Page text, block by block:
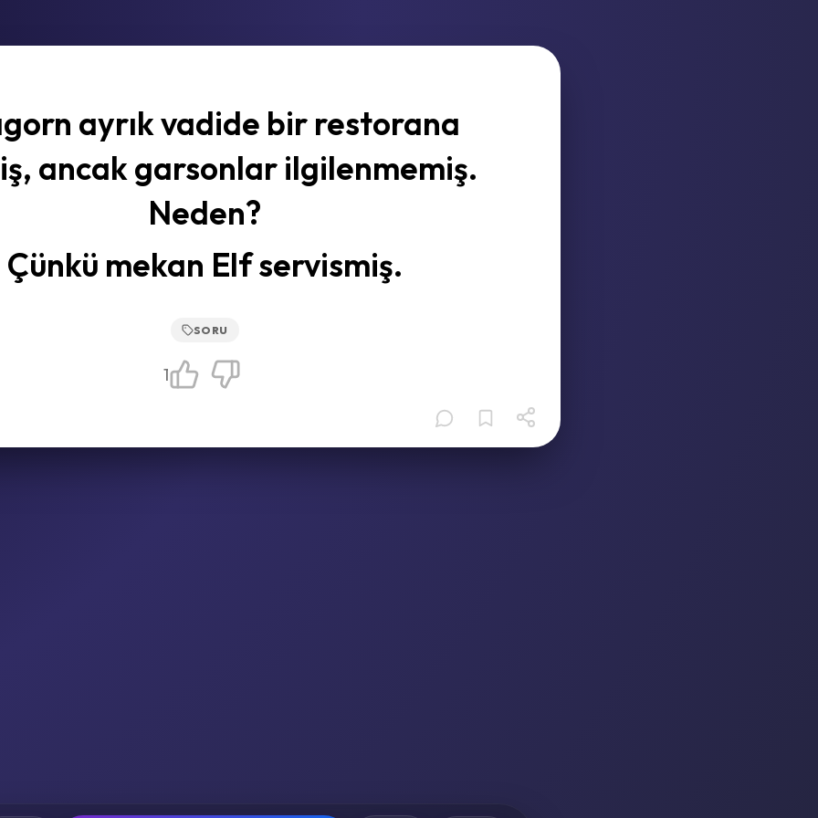
ayrık vadide bir restorana
ancak garsonlar ilgilenmemiş.
Neden?
Çünkü mekan Elf servismiş.
SORU
1